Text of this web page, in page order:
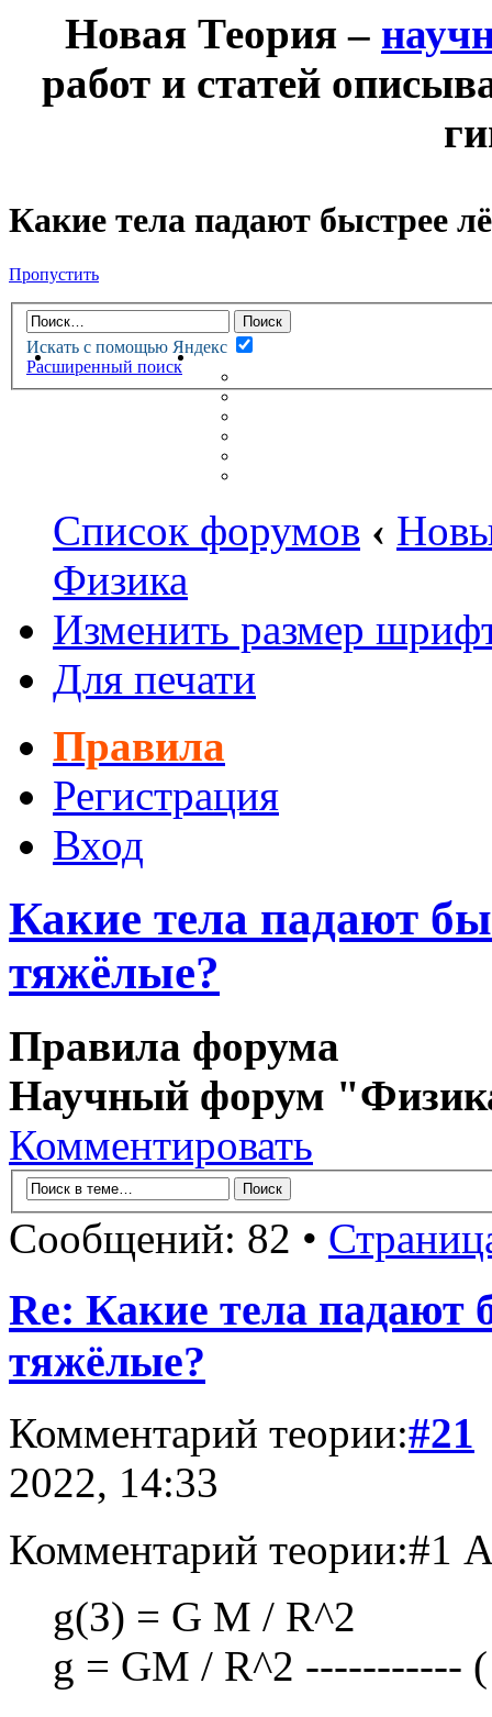
Новая Теория –
работ и статей
Какие тела падают быстрее
Пропустить
Искать с помощью Яндекс
Расширенный поиск
НОВАЯ ТЕОРИЯФОРУМ
НЕПРОЧИТАННЫЕ
Список форумов ‹
Физика
Изменить размер
Для печати
Правила
Регистрация
Вход
Какие тела падают
тяжёлые?
Правила форума
Научный форум
Комментировать
Сообщений: 82 •
Re: Какие тела падают
тяжёлые?
Комментарий теории:#21
2022, 14:33
Комментарий теории:#1
g(З) = G M / R^2
g = GM / R^2 -----------